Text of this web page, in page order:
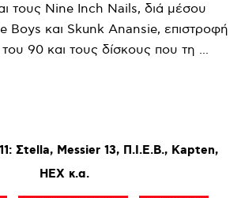
τους Nine Inch Nails, διά μέσου
Boys και Skunk Anansie, επιστροφή
90 και τους δίσκους που τη ...
Σtella, Messier 13, Π.Ι.Ε.Β., Kapten,
HEX κ.α.